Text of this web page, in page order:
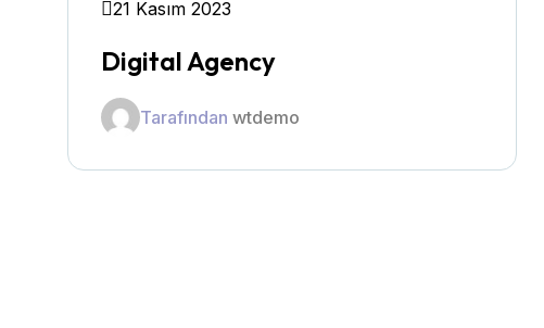
21 Kasım 2023
Digital Agency
Tarafından wtdemo